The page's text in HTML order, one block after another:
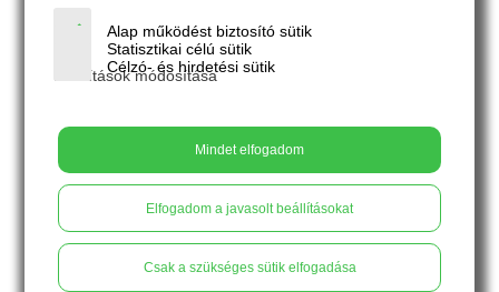
Alap működést biztosító sütik
Statisztikai célú sütik
Célzó- és hirdetési sütik
Beállítások módosítása
Mindet elfogadom
Elfogadom a javasolt beállításokat
Csak a szükséges sütik elfogadása